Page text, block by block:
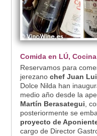
Comida en LÚ,
Reservamos para
jerezano chef Juan
Dolce Nilda han
medio año desde la
Martín Berasategui,
posteriormente se
proyecto de
cargo de Director